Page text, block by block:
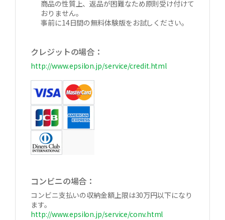
商品の性質上、返品が困難なため原則受け付けて
おりません。
事前に14日間の無料体験版をお試しください。
クレジットの場合：
http://www.epsilon.jp/service/credit.html
コンビニの場合：
コンビニ支払いの収納金額上限は30万円以下になり
ます。
http://www.epsilon.jp/service/conv.html